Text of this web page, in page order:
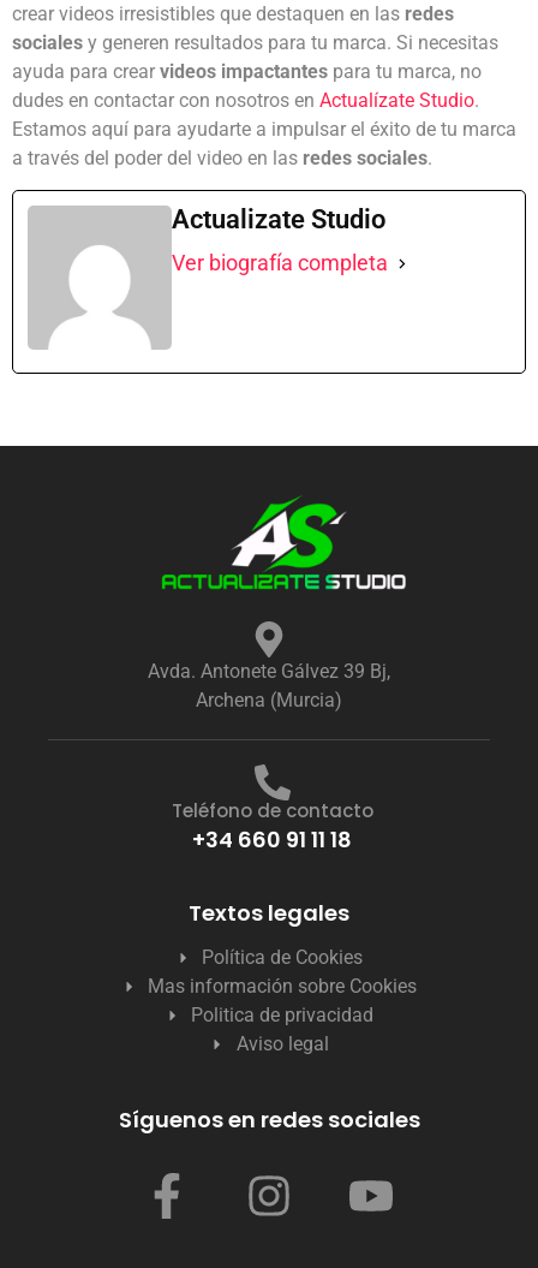
crear videos irresistibles que destaquen en las redes
sociales y generen resultados para tu marca. Si necesitas
ayuda para crear videos impactantes para tu marca, no
dudes en contactar con nosotros en Actualízate Studio.
Estamos aquí para ayudarte a impulsar el éxito de tu marca
a través del poder del video en las redes sociales.
Actualizate Studio
Ver biografía completa
Avda. Antonete Gálvez 39 Bj,
Archena (Murcia)
Teléfono de contacto
+34 660 91 11 18
Textos legales
Política de Cookies
Mas información sobre Cookies
Politica de privacidad
Aviso legal
Síguenos en redes sociales